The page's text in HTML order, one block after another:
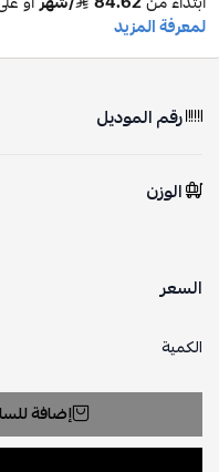
رقم الموديل
الوزن
السعر
الكمية
إضافة للسلة